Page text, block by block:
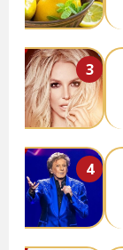
3
4